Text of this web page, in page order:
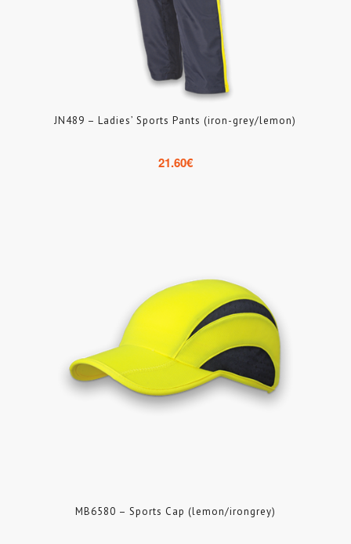
JN489 – Ladies’ Sports Pants (iron-grey/lemon)
21.60€
MB6580 – Sports Cap (lemon/irongrey)